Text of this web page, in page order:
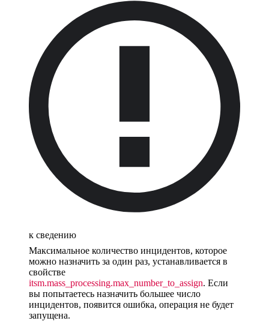
к сведению
Максимальное количество инцидентов, которое
можно назначить за один раз, устанавливается в
свойстве
itsm.mass_processing.max_number_to_assign. Если
вы попытаетесь назначить большее число
инцидентов, появится ошибка, операция не будет
запущена.